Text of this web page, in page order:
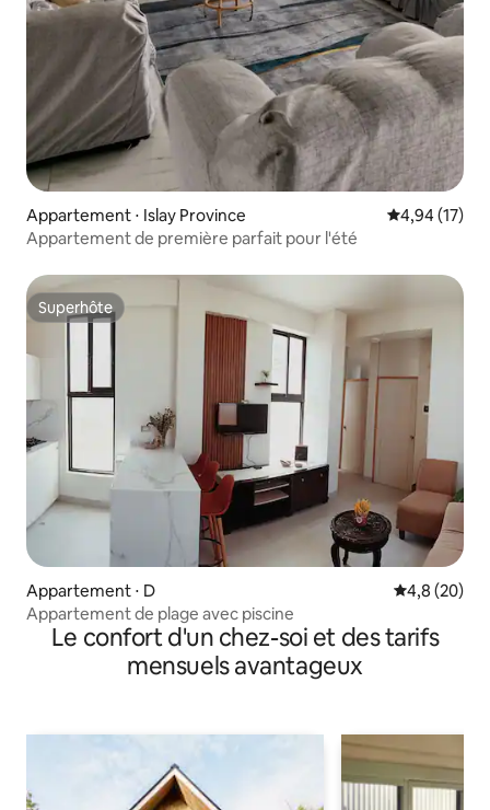
Appartement ⋅ Islay Province Évaluation
4,94 (17)
Appartement de première parfait pour l'été
Superhôte
Superhôte
Appartement ⋅ D Évaluation
4,8 (20)
Appartement de plage avec piscine
Le confort d'un chez-soi et des tarifs
mensuels avantageux